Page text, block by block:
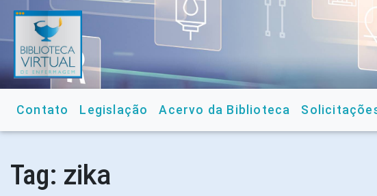
Contato Legislação Acervo da Biblioteca
Tag: zika